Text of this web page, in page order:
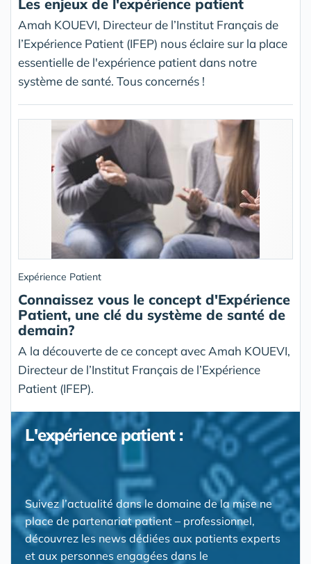
Les enjeux de l'expérience patient
Amah KOUEVI, Directeur de l’Institut Français de
l’Expérience Patient (IFEP) nous éclaire sur la place
essentielle de l'expérience patient dans notre
système de santé. Tous concernés !
Expérience Patient
Connaissez vous le concept d'Expérience
Patient, une clé du système de santé de
demain?
A la découverte de ce concept avec Amah KOUEVI,
Directeur de l’Institut Français de l’Expérience
Patient (IFEP).
L'expérience patient :
Suivez l’actualité dans le domaine de la mise ne
place de partenariat patient – professionnel,
découvrez les news dédiées aux patients experts
et aux personnes engagées dans le